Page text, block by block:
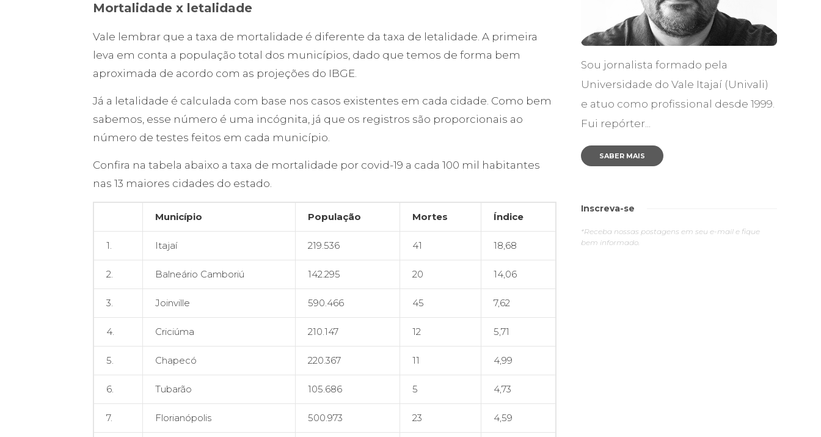
Mortalidade x letalidade
Vale lembrar que a taxa de mortalidade é diferente da taxa de letalidade. A primeira
leva em conta a população total dos municípios, dado que temos de forma bem
aproximada de acordo com as projeções do IBGE.
Já a letalidade é calculada com base nos casos existentes em cada cidade. Como bem
sabemos, esse número é uma incógnita, já que os registros são proporcionais ao
número de testes feitos em cada município.
Confira na tabela abaixo a taxa de mortalidade por covid-19 a cada 100 mil habitantes
nas 13 maiores cidades do estado.
Município População Mortes Índice
1. Itajaí 219.536 41 18,68
2. Balneário Camboriú 142.295 20 14,06
3. Joinville 590.466 45 7,62
4. Criciúma 210.147 12 5,71
5. Chapecó 220.367 11 4,99
6. Tubarão 105.686 5 4,73
7. Florianópolis 500.973 23 4,59
Sou jornalista formado pela
Universidade do Vale Itajaí (Univali)
e atuo como profissional desde 1999.
Fui repórter...
SABER MAIS
Inscreva-se
*Receba nossas postagens em seu e-mail e fique
bem informado.